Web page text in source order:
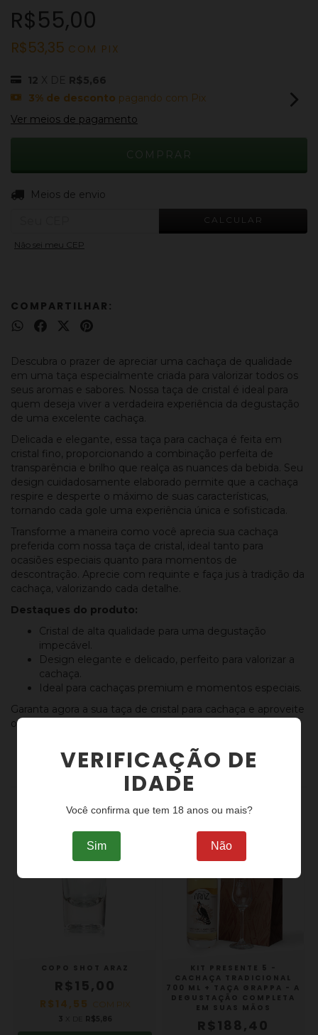
R$55,00
R$53,35 COM PIX
12 X DE R$5,66
3% de desconto pagando com Pix
Ver meios de pagamento
Entregas para o CEP:
Meios de envio
CALCULAR
Não sei meu CEP
COMPARTILHAR:
Descubra o prazer de apreciar uma cachaça de qualidade
em uma taça especialmente criada para valorizar todos os
seus aromas e sabores. Nossa taça de cristal é ideal para
quem deseja viver a verdadeira experiência da degustação
de uma excelente cachaça.
Delicada e elegante, essa taça para cachaça é feita em
cristal fino, proporcionando a combinação perfeita de
transparência e brilho que realça as nuances da bebida. Seu
design cuidadosamente elaborado permite que a cachaça
respire e desperte o máximo de suas características,
tornando cada gole uma experiência única e sofisticada.
Transforme a maneira como você aprecia sua cachaça
preferida com nossa taça de cristal, ideal tanto para
ocasiões especiais quanto para momentos de
descontração. Aprecie com requinte e faça jus à tradição da
cachaça, valorizando cada detalhe.
Destaques do produto:
Cristal de alta qualidade para uma degustação
impecável.
Design elegante e delicado, perfeito para valorizar a
cachaça.
Ideal para cachaças premium e momentos especiais.
Garanta agora a sua taça de cristal para cachaça e aproveite
o melhor que essa bebida tradicional pode oferecer.
PRODUTOS SIMILARES
COPO SHOT ARAZ
R$15,00
R$14,55 COM PIX
3 X DE R$5,86
KIT PRESENTE 5 -
CACHAÇA TRADICIONAL
700 ML + TAÇA GRAPPA - A
DEGUSTAÇÃO COMPLETA
EM SUAS MÃOS
R$188,40
VERIFICAÇÃO DE
IDADE
Você confirma que tem 18 anos ou mais?
Sim Não